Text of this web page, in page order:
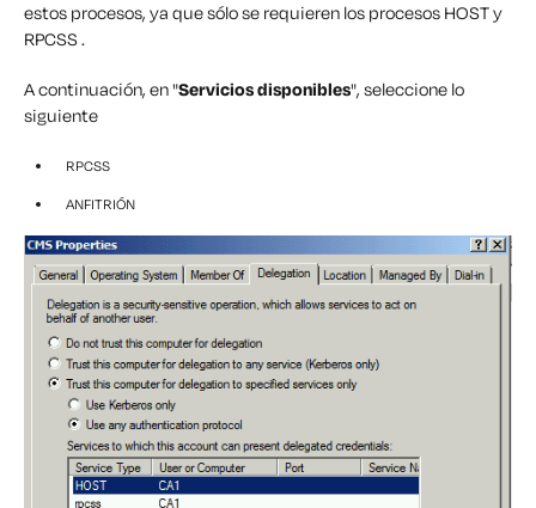
estos procesos, ya que sólo se requieren los procesos HOSTy
RPCSS.
A continuación, en "Servicios disponibles", seleccione lo
siguiente
RPCSS
ANFITRIÓN